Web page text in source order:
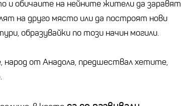
и обичаите на нейните жители да заравят
на друго място или да построят нови
образувайки по този начин могили.
народ от Анадола, предшествал хетите,